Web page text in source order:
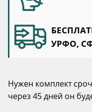
УРФО,
Нужен комплект
через 45 дней он